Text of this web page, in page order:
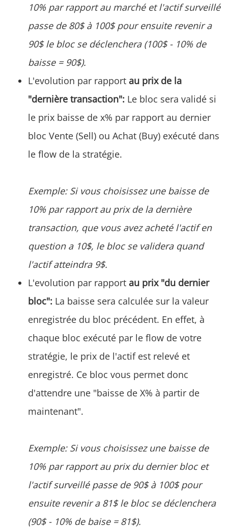
10% par rapport au marché et l'actif surveillé
passe de 80$ à 100$ pour ensuite revenir a
90$ le bloc se déclenchera (100$ - 10% de
baisse = 90$).
L'evolution par rapport au prix de la
"dernière transaction": Le bloc sera validé si
le prix baisse de x% par rapport au dernier
bloc Vente (Sell) ou Achat (Buy) exécuté dans
le flow de la stratégie.
Exemple: Si vous choisissez une baisse de
10% par rapport au prix de la dernière
transaction, que vous avez acheté l'actif en
question a 10$, le bloc se validera quand
l'actif atteindra 9$.
L'evolution par rapport au prix "du dernier
bloc": La baisse sera calculée sur la valeur
enregistrée du bloc précédent. En effet, à
chaque bloc exécuté par le flow de votre
stratégie, le prix de l'actif est relevé et
enregistré. Ce bloc vous permet donc
d'attendre une "baisse de X% à partir de
maintenant".
Exemple: Si vous choisissez une baisse de
10% par rapport au prix du dernier bloc et
l'actif surveillé passe de 90$ à 100$ pour
ensuite revenir a 81$ le bloc se déclenchera
(90$ - 10% de baise = 81$).